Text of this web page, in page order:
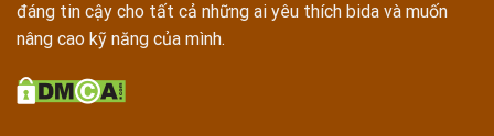
đáng tin cậy cho tất cả những ai yêu thích bida và muốn
nâng cao kỹ năng của mình.